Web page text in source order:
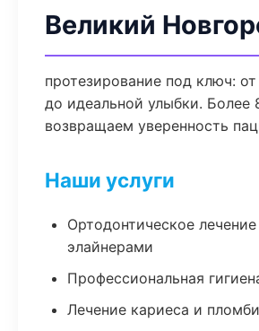
Великий
протезирование под ключ:
до идеальной улыбки. Более
возвращаем уверенность
Наши услуги
Ортодонтическое
элайнерами
Профессиональная
Лечение кариеса и